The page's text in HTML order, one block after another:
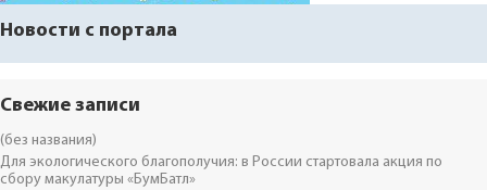
Новости с портала
Свежие записи
(без названия)
Для экологического благополучия: в России стартовала акция по
сбору макулатуры «БумБатл»